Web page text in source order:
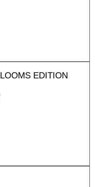
EDITION